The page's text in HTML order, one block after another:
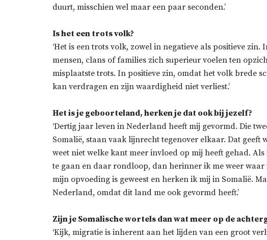
duurt, misschien wel maar een paar seconden.’
Is het een trots volk?
‘Het is een trots volk, zowel in negatieve als positieve zin.
mensen, clans of families zich superieur voelen ten
misplaatste trots. In positieve zin, omdat het volk brede
kan verdragen en zijn waardigheid niet verliest.’
Het is je geboorteland, herken je dat ook bij jezelf?
‘Dertig jaar leven in Nederland heeft mij gevormd. Die
Somalië, staan vaak lijnrecht tegenover elkaar. Dat geeft
weet niet welke kant meer invloed op mij heeft gehad.
te gaan en daar rondloop, dan herinner ik me weer
mijn opvoeding is geweest en herken ik mij in Somalië.
Nederland, omdat dit land me ook gevormd heeft.’
Zijn je Somalische wortels dan wat meer op de
‘Kijk, migratie is inherent aan het lijden van een groot